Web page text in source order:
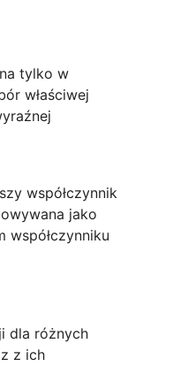
tylko w
właściwej
współczynnik
jako
współczynniku
dla różnych
z ich